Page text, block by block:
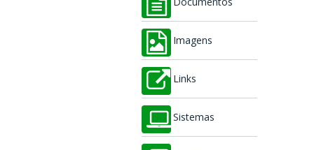
Documentos
Imagens
Links
Sistemas